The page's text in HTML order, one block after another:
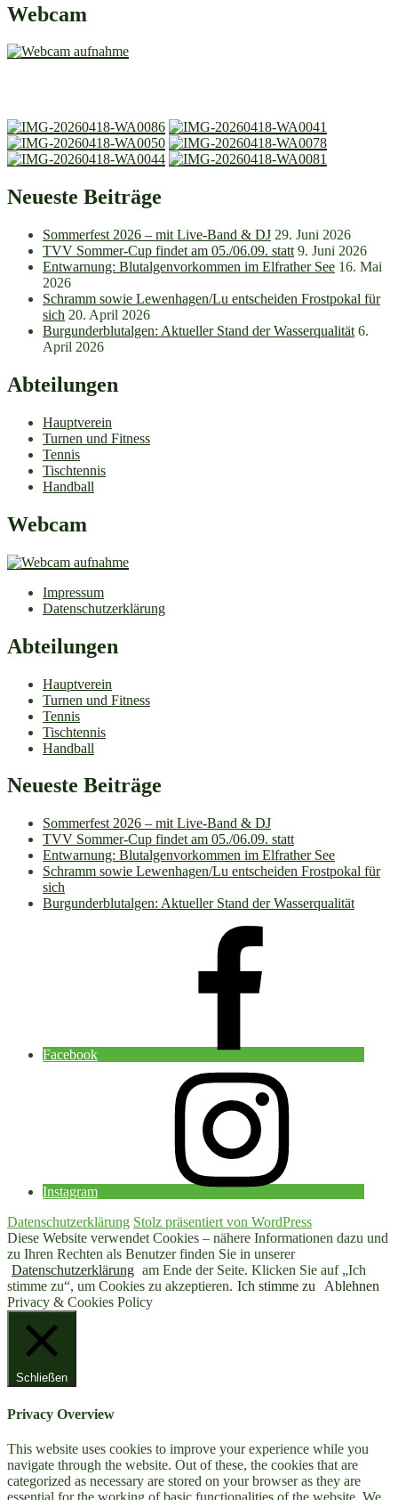
Webcam
Neueste Beiträge
Sommerfest 2026 – mit Live-Band & DJ 29. Juni 2026
TVV Sommer-Cup findet am 05./06.09. statt 9. Juni 2026
Entwarnung: Blutalgenvorkommen im Elfrather See 16. Mai
2026
Schramm sowie Lewenhagen/Lu entscheiden Frostpokal für
sich 20. April 2026
Burgunderblutalgen: Aktueller Stand der Wasserqualität 6.
April 2026
Abteilungen
Hauptverein
Turnen und Fitness
Tennis
Tischtennis
Handball
Webcam
Impressum
Datenschutzerklärung
Abteilungen
Hauptverein
Turnen und Fitness
Tennis
Tischtennis
Handball
Neueste Beiträge
Sommerfest 2026 – mit Live-Band & DJ
TVV Sommer-Cup findet am 05./06.09. statt
Entwarnung: Blutalgenvorkommen im Elfrather See
Schramm sowie Lewenhagen/Lu entscheiden Frostpokal für
sich
Burgunderblutalgen: Aktueller Stand der Wasserqualität
Facebook
Instagram
Datenschutzerklärung Stolz präsentiert von WordPress
Diese Website verwendet Cookies – nähere Informationen dazu und
zu Ihren Rechten als Benutzer finden Sie in unserer
Datenschutzerklärung am Ende der Seite. Klicken Sie auf „Ich
stimme zu“, um Cookies zu akzeptieren. Ich stimme zu
Ablehnen
Privacy & Cookies Policy
Schließen
Privacy Overview
This website uses cookies to improve your experience while you
navigate through the website. Out of these, the cookies that are
categorized as necessary are stored on your browser as they are
essential for the working of basic functionalities of the website. We